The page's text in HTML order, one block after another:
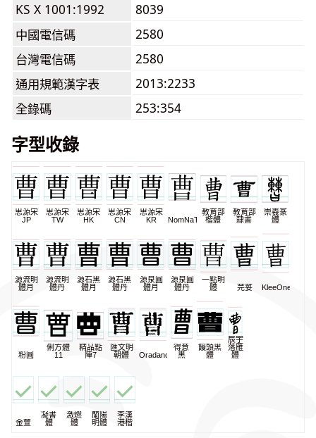
KS X 1001:1992
8039
中國電信碼
2580
台灣電信碼
2580
通用規範漢字表
2013:2233
全錄碼
253:354
字型收錄
思源宋
JP
思源宋
TW
思源宋
HK
思源宋
CN
思源宋
KR
NomNaTong
教育部
楷體
教育部
隸書
崇羲篆
體
源流明
體月
源流明
體丹
源石黑
體月
源石黑
體丹
源泉圓
體月
源泉圓
體丹
一點明
體
芫荽 KleeOne
粉圓
俐方體
11
精品點
陣7
匯文明
朝體
Oradano
得意
黑
饅頭黑
體
辰宇
落雁
體
金萱
凝書
體
激燃
體
蘭陽
明體
李漢
港楷